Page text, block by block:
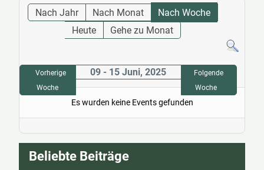
Nach Jahr Nach Monat
Nach Woche
Heute
Gehe zu Monat
Vorherige
Woche
09 - 15 Juni, 2025
Folgende
Woche
Es wurden keine Events gefunden
Beliebte Beiträge